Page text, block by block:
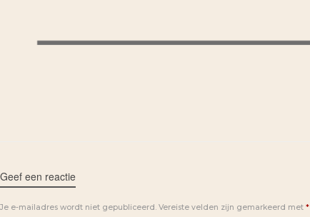
Geef een reactie
Je e-mailadres wordt niet gepubliceerd. Vereiste velden zijn gemarkeerd met *